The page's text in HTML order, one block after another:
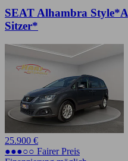
SEAT Alhambra
Sitzer*
25.900 €
●●●○○ Fairer Preis